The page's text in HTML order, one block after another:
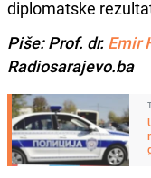
diplomatske
Piše: Prof. dr. Emir
Radiosarajevo.ba